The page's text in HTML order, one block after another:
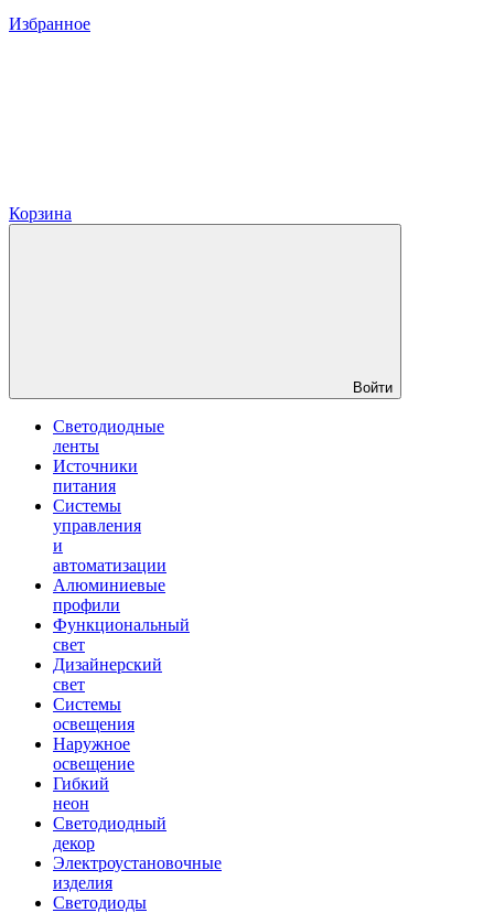
Избранное
Корзина
Войти
Светодиодные
ленты
Источники
питания
Системы
управления
и
автоматизации
Алюминиевые
профили
Функциональный
свет
Дизайнерский
свет
Системы
освещения
Наружное
освещение
Гибкий
неон
Светодиодный
декор
Электроустановочные
изделия
Светодиоды